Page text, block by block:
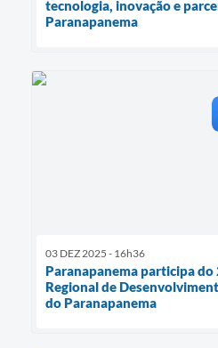
tecnologia, inovação e
Paranapanema
03 DEZ 2025 - 16h36
Paranapanema participa do
Regional de
do Paranapanema